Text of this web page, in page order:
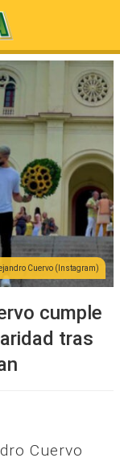
Cuervo (Instagram)
cumple
tras
Cuervo